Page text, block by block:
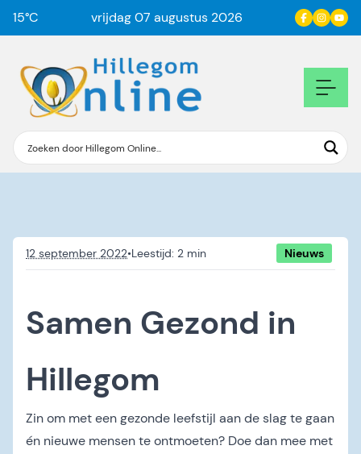
15°C vrijdag 07 augustus 2026
12 september 2022• Nieuws
Samen Gezond in
Hillegom
Zin om met een gezonde leefstijl aan de slag te gaan
én nieuwe mensen te ontmoeten? Doe dan mee met